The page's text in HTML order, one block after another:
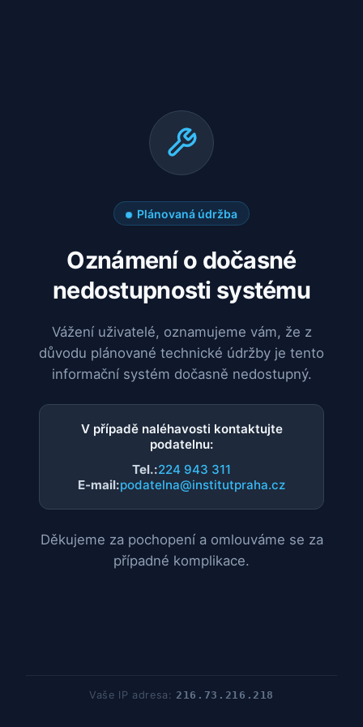
Plánovaná údržba
Oznámení o dočasné
nedostupnosti systému
Vážení uživatelé, oznamujeme vám, že z
důvodu plánované technické údržby je tento
informační systém dočasně nedostupný.
V případě naléhavosti kontaktujte
podatelnu:
Tel.:224 943 311
E-mail:podatelna@institutpraha.cz
Děkujeme za pochopení a omlouváme se za
případné komplikace.
Vaše IP adresa:216.73.216.218